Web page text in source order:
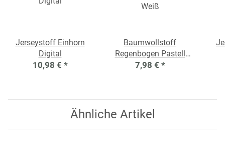
Jerseystoff Einhorn
Digital
10,98 € *
Baumwollstoff
Regenbogen Pastell
Weiß
7,98 € *
Ähnliche Artikel